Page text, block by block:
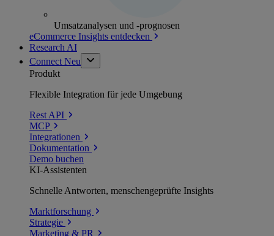
Umsatzanalysen und -prognosen
eCommerce Insights entdecken
Research AI
Connect Neu
Produkt
Flexible Integration für jede Umgebung
Rest API
MCP
Integrationen
Dokumentation
Demo buchen
KI-Assistenten
Schnelle Antworten, menschengeprüfte Insights
Marktforschung
Strategie
Marketing & PR